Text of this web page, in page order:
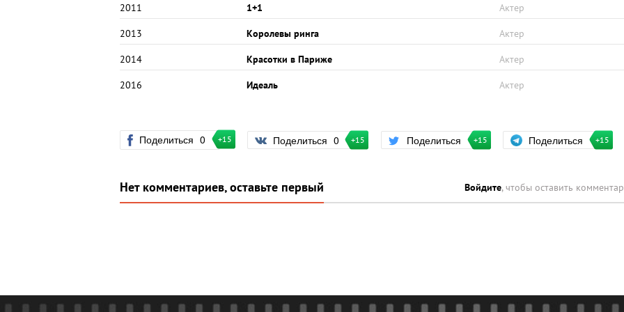
2011 1+1 Актер
2013 Королевы ринга Актер
2014 Красотки в Париже Актер
2016 Идеаль Актер
Поделиться 0 +15 Поделиться 0 +15 Поделиться +15 Поделиться +15
Нет комментариев, оставьте первый Войдите, чтобы оставить